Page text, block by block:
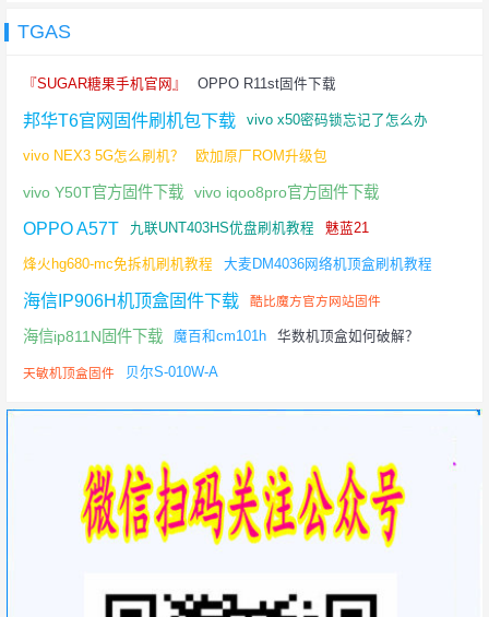
TGAS
『SUGAR糖果手机官网』 OPPO R11st固件下载
邦华T6官网固件刷机包下载 vivo x50密码锁忘记了怎么办
vivo NEX3 5G怎么刷机？ 欧加原厂ROM升级包
vivo Y50T官方固件下载 vivo iqoo8pro官方固件下载
OPPO A57T 九联UNT403HS优盘刷机教程 魅蓝21
烽火hg680-mc免拆机刷机教程 大麦DM4036网络机顶盒刷机教程
海信IP906H机顶盒固件下载 酷比魔方官方网站固件
海信ip811N固件下载 魔百和cm101h 华数机顶盒如何破解？
天敏机顶盒固件 贝尔S-010W-A